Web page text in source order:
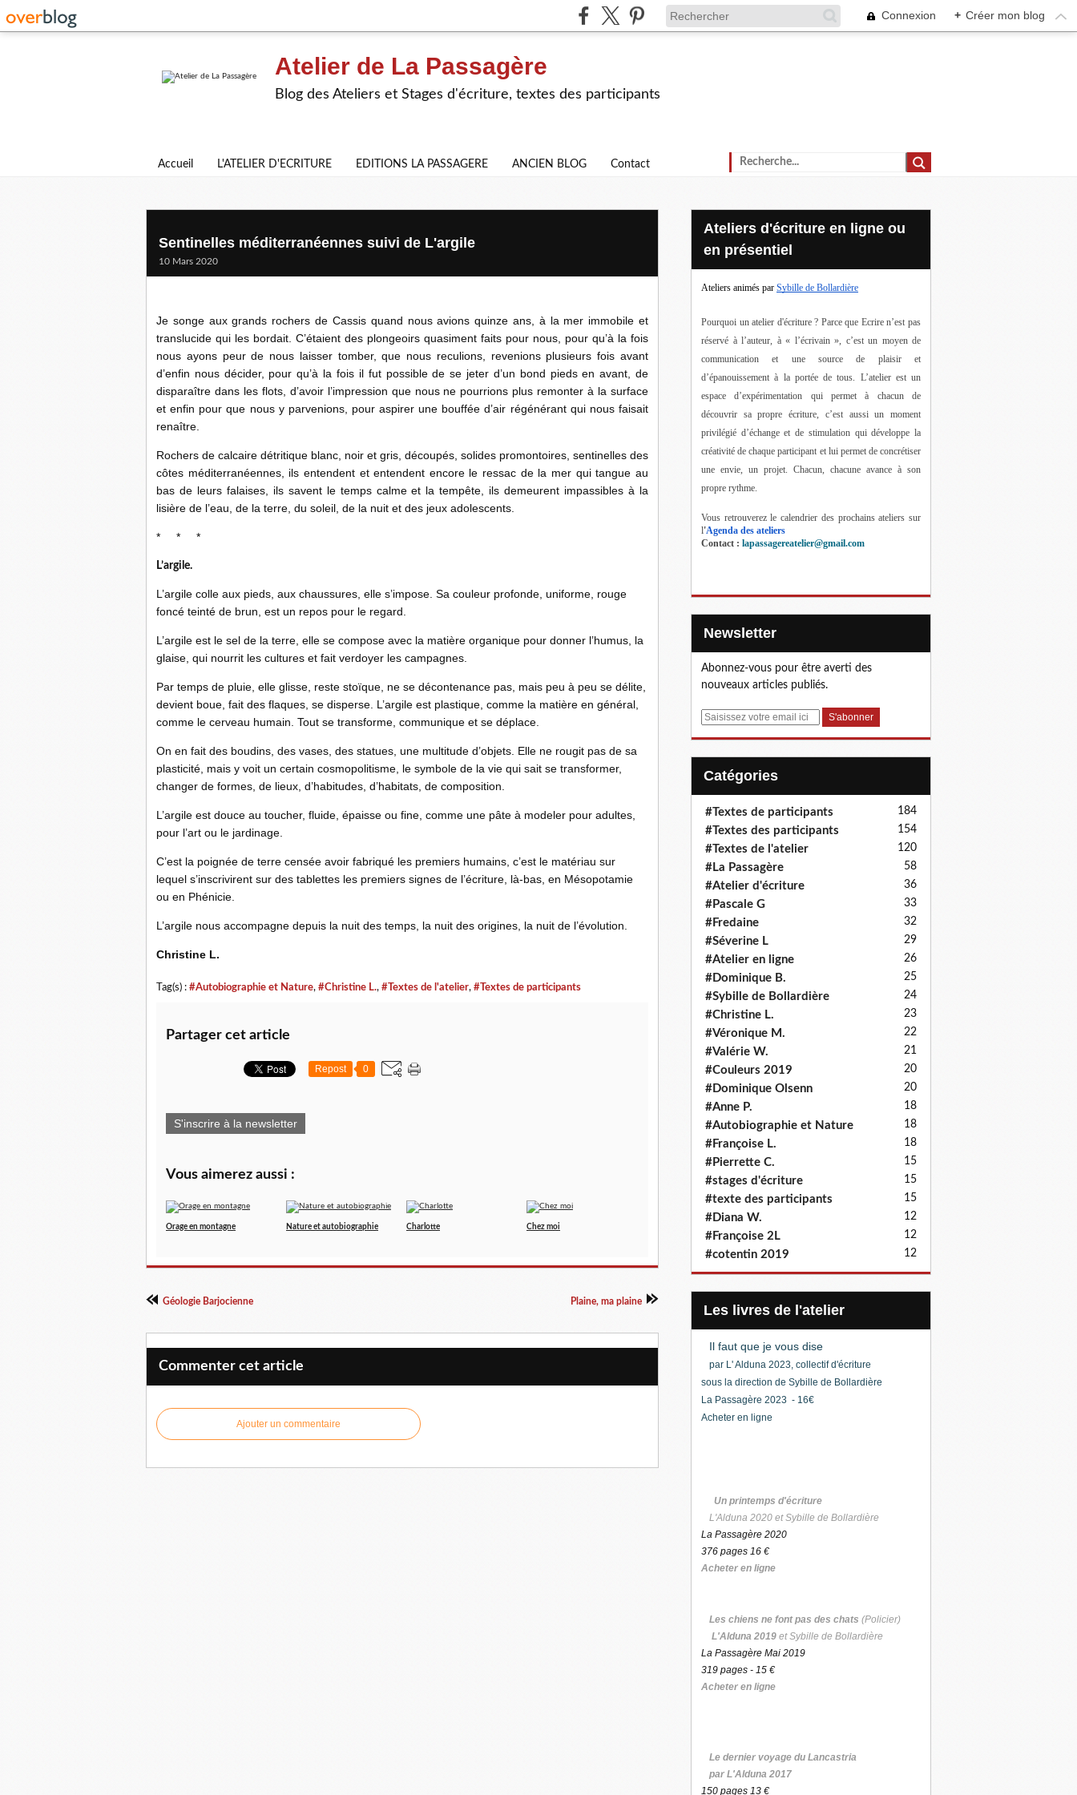
Connexion + Créer mon blog
Atelier de La Passagère
Blog des Ateliers et Stages d'écriture, textes des participants
Accueil L'ATELIER D'ECRITURE EDITIONS LA PASSAGERE ANCIEN BLOG Contact
Sentinelles méditerranéennes suivi de L'argile
10 Mars 2020
Je songe aux grands rochers de Cassis quand nous avions quinze ans, à la mer immobile et
translucide qui les bordait. C’étaient des plongeoirs quasiment faits pour nous, pour qu’à la fois
nous ayons peur de nous laisser tomber, que nous reculions, revenions plusieurs fois avant
d’enfin nous décider, pour qu’à la fois il fut possible de se jeter d’un bond pieds en avant, de
disparaître dans les flots, d’avoir l’impression que nous ne pourrions plus remonter à la surface
et enfin pour que nous y parvenions, pour aspirer une bouffée d’air régénérant qui nous faisait
renaître.
Rochers de calcaire détritique blanc, noir et gris, découpés, solides promontoires, sentinelles des
côtes méditerranéennes, ils entendent et entendent encore le ressac de la mer qui tangue au
bas de leurs falaises, ils savent le temps calme et la tempête, ils demeurent impassibles à la
lisière de l’eau, de la terre, du soleil, de la nuit et des jeux adolescents.
* * *
L’argile.
L’argile colle aux pieds, aux chaussures, elle s’impose. Sa couleur profonde, uniforme, rouge
foncé teinté de brun, est un repos pour le regard.
L’argile est le sel de la terre, elle se compose avec la matière organique pour donner l’humus, la
glaise, qui nourrit les cultures et fait verdoyer les campagnes.
Par temps de pluie, elle glisse, reste stoïque, ne se décontenance pas, mais peu à peu se délite,
devient boue, fait des flaques, se disperse. L’argile est plastique, comme la matière en général,
comme le cerveau humain. Tout se transforme, communique et se déplace.
On en fait des boudins, des vases, des statues, une multitude d’objets. Elle ne rougit pas de sa
plasticité, mais y voit un certain cosmopolitisme, le symbole de la vie qui sait se transformer,
changer de formes, de lieux, d’habitudes, d’habitats, de composition.
L’argile est douce au toucher, fluide, épaisse ou fine, comme une pâte à modeler pour adultes,
pour l’art ou le jardinage.
C’est la poignée de terre censée avoir fabriqué les premiers humains, c’est le matériau sur
lequel s’inscrivirent sur des tablettes les premiers signes de l’écriture, là-bas, en Mésopotamie
ou en Phénicie.
L’argile nous accompagne depuis la nuit des temps, la nuit des origines, la nuit de l’évolution.
Christine L.
Tag(s) : #Autobiographie et Nature, #Christine L., #Textes de l'atelier, #Textes de participants
Partager cet article
Repost 0
S'inscrire à la newsletter
Vous aimerez aussi :
Orage en montagne Nature et autobiographie Charlotte Chez moi
Géologie Barjocienne Plaine, ma plaine
Commenter cet article
Ajouter un commentaire
Ateliers d'écriture en ligne ou
en présentiel
Ateliers animés par Sybille de Bollardière
Pourquoi un atelier d'écriture ? Parce que Ecrire n’est pas
réservé à l’auteur, à « l’écrivain », c’est un moyen de
communication et une source de plaisir et
d’épanouissement à la portée de tous. L’atelier est un
espace d’expérimentation qui permet à chacun de
découvrir sa propre écriture, c’est aussi un moment
privilégié d’échange et de stimulation qui développe la
créativité de chaque participant et lui permet de concrétiser
une envie, un projet. Chacun, chacune avance à son
propre rythme.
Vous retrouverez le calendrier des prochains ateliers sur
l'Agenda des ateliers
Contact : lapassagereatelier@gmail.com
Newsletter
Abonnez-vous pour être averti des
nouveaux articles publiés.
E
Catégories
#Textes de participants 184
#Textes des participants 154
#Textes de l'atelier 120
#La Passagère 58
#Atelier d'écriture 36
#Pascale G 33
#Fredaine 32
#Séverine L 29
#Atelier en ligne 26
#Dominique B. 25
#Sybille de Bollardière 24
#Christine L. 23
#Véronique M. 22
#Valérie W. 21
#Couleurs 2019 20
#Dominique Olsenn 20
#Anne P. 18
#Autobiographie et Nature 18
#Françoise L. 18
#Pierrette C. 15
#stages d'écriture 15
#texte des participants 15
#Diana W. 12
#Françoise 2L 12
#cotentin 2019 12
Les livres de l'atelier
Il faut que je vous dise
par L' Alduna 2023, collectif d'écriture
sous la direction de Sybille de Bollardière
La Passagère 2023 - 16€
Acheter en ligne
Un printemps d'écriture
L'Alduna 2020 et Sybille de Bollardière
La Passagère 2020
376 pages 16 €
Acheter en ligne
Les chiens ne font pas des chats (Policier)
L'Alduna 2019 et Sybille de Bollardière
La Passagère Mai 2019
319 pages - 15 €
Acheter en ligne
Le dernier voyage du Lancastria
par L'Alduna 2017
150 pages 13 €